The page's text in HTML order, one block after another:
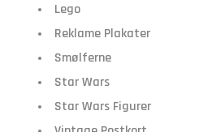
Lego
Reklame Plakater
Smølferne
Star Wars
Star Wars Figurer